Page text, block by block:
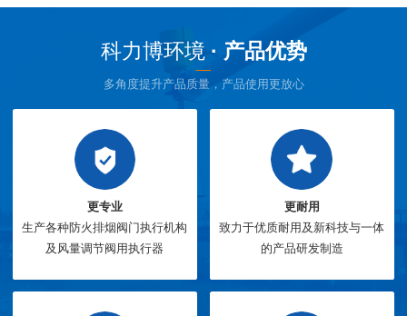
科力博环境 · 产品优势
多角度提升产品质量，产品使用更放心
更专业
生产各种防火排烟阀门执行机构
及风量调节阀用执行器
更耐用
致力于优质耐用及新科技与一体
的产品研发制造